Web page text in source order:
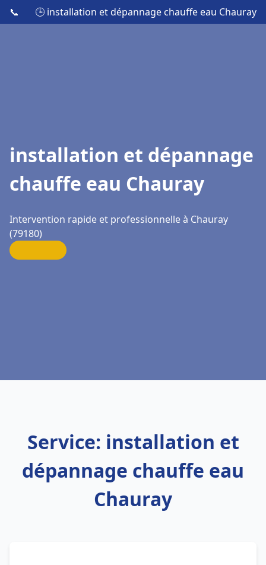
📞 🕒 installation et dépannage chauffe eau Chauray
installation et dépannage
chauffe eau Chauray
Intervention rapide et professionnelle à Chauray
(79180)
Service: installation et
dépannage chauffe eau
Chauray